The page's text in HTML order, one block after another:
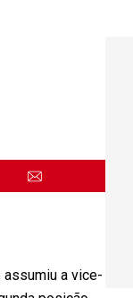
assumiu a vice-